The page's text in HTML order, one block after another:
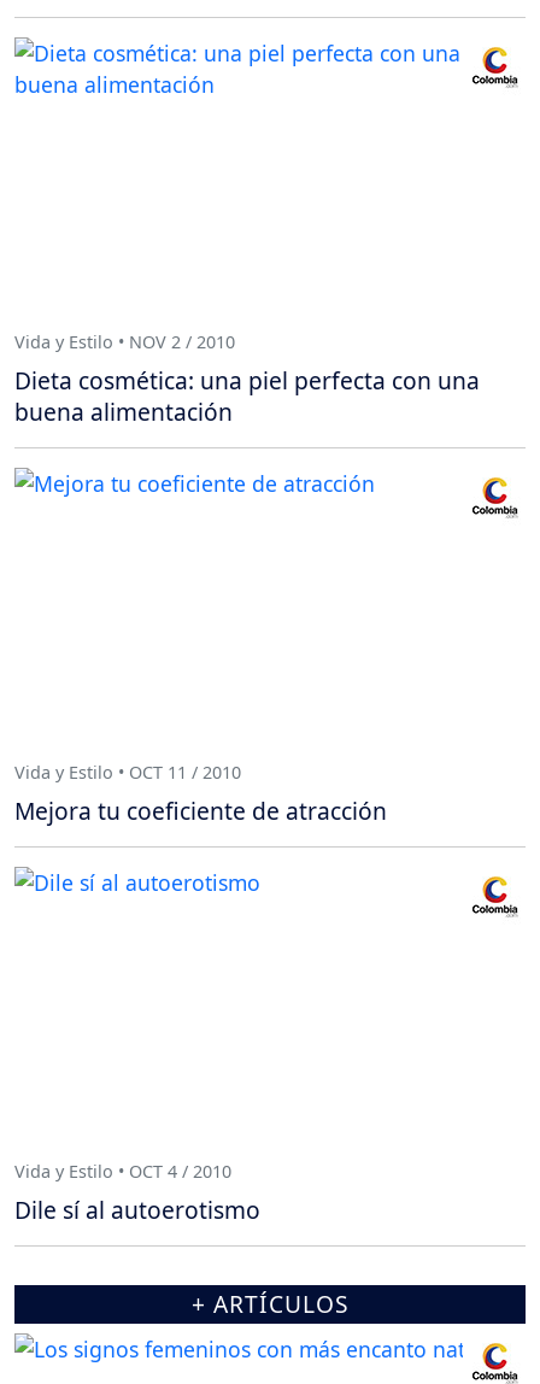
Vida y Estilo • NOV 2 / 2010
Dieta cosmética: una piel perfecta con una
buena alimentación
Vida y Estilo • OCT 11 / 2010
Mejora tu coeficiente de atracción
Vida y Estilo • OCT 4 / 2010
Dile sí al autoerotismo
+ ARTÍCULOS